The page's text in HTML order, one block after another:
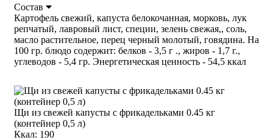
Состав
Картофель свежий, капуста белокочанная, морковь, лук
репчатый, лавровый лист, специи, зелень свежая,, соль,
масло растительное, перец черный молотый, говядина. На
100 гр. блюдо содержит: белков - 3,5 г ., жиров - 1,7 г.,
углеводов - 5,4 гр. Энергетическая ценность - 54,5 ккал
Щи из свежей капусты с фрикадельками 0.45 кг
(контейнер 0,5 л)
Ккал: 190